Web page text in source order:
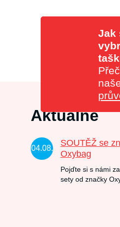
Jak
Aktuálně
04.08.
SOUTĚŽ se
Oxybag
Pojďte si s námi
sety od značky